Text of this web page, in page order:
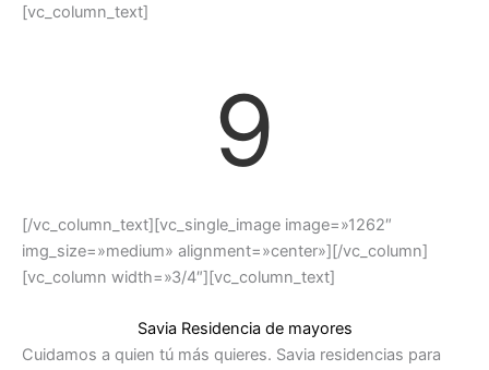
[vc_column_text]
9
[/vc_column_text][vc_single_image image=»1262″
img_size=»medium» alignment=»center»][/vc_column]
[vc_column width=»3/4″][vc_column_text]
Savia Residencia de mayores
Cuidamos a quien tú más quieres. Savia residencias para